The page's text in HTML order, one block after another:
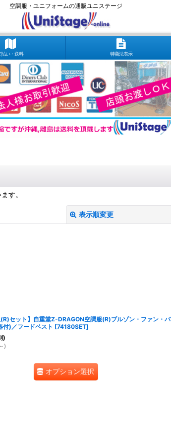
空調服・ユニフォームの通販ユニステージ
払い・送料 特商法表示
す。
表示順変更
セット】自重堂Z-DRAGON空調服(R)ブルゾン・ファン・バ
付)／フードベスト [74180SET]
)
)
オプション選択